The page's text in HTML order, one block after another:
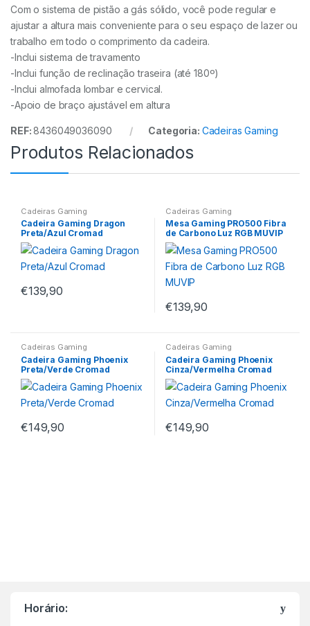
Com o sistema de pistão a gás sólido, você pode regular e
ajustar a altura mais conveniente para o seu espaço de lazer ou
trabalho em todo o comprimento da cadeira.
-Inclui sistema de travamento
-Inclui função de reclinação traseira (até 180º)
-Inclui almofada lombar e cervical.
-Apoio de braço ajustável em altura
REF:8436049036090 Categoria: Cadeiras Gaming
Produtos Relacionados
Cadeiras Gaming
Cadeira Gaming Dragon
Preta/Azul Cromad
€139,90
Cadeiras Gaming
Mesa Gaming PRO500 Fibra
de Carbono Luz RGB MUVIP
€139,90
Cadeiras Gaming
Cadeira Gaming Phoenix
Preta/Verde Cromad
€149,90
Cadeiras Gaming
Cadeira Gaming Phoenix
Cinza/Vermelha Cromad
€149,90
Horário: